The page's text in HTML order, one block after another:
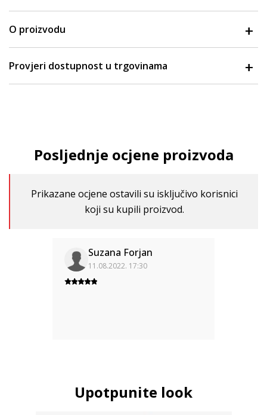
O proizvodu
Provjeri dostupnost u trgovinama
Posljednje ocjene proizvoda
Prikazane ocjene ostavili su isključivo korisnici
koji su kupili proizvod.
Suzana Forjan
11.08.2022. 17:30
Upotpunite look